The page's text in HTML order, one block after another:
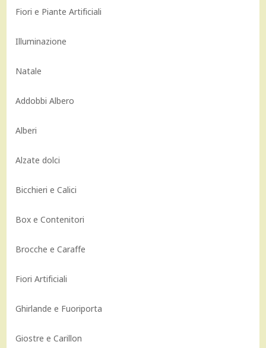
Fiori e Piante Artificiali
Illuminazione
Natale
Addobbi Albero
Alberi
Alzate dolci
Bicchieri e Calici
Box e Contenitori
Brocche e Caraffe
Fiori Artificiali
Ghirlande e Fuoriporta
Giostre e Carillon